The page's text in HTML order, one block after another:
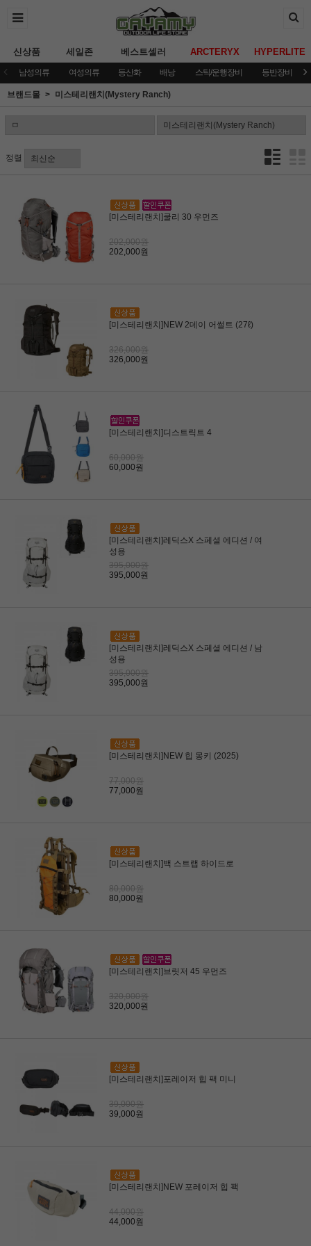
신상품 세일존 베스트셀러 ARCTERYX HYPERLITE
남성의류 여성의류 등산화 배낭 스틱/운행장비 등반장비
브랜드몰 미스테리랜치(Mystery Ranch)
정렬
[미스테리랜치]쿨리 30 우먼즈
202,000원
202,000원
[미스테리랜치]NEW 2데이 어썰트 (27ℓ)
326,000원
326,000원
[미스테리랜치]디스트릭트 4
60,000원
60,000원
[미스테리랜치]레딕스X 스페셜 에디션 / 여
성용
395,000원
395,000원
[미스테리랜치]레딕스X 스페셜 에디션 / 남
성용
395,000원
395,000원
[미스테리랜치]NEW 힙 몽키 (2025)
77,000원
77,000원
[미스테리랜치]백 스트랩 하이드로
80,000원
80,000원
[미스테리랜치]브릿저 45 우먼즈
320,000원
320,000원
[미스테리랜치]포레이저 힙 팩 미니
39,000원
39,000원
[미스테리랜치]NEW 포레이저 힙 팩
44,000원
44,000원